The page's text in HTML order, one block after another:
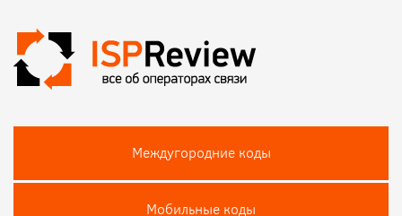
Междугородние коды
Мобильные коды